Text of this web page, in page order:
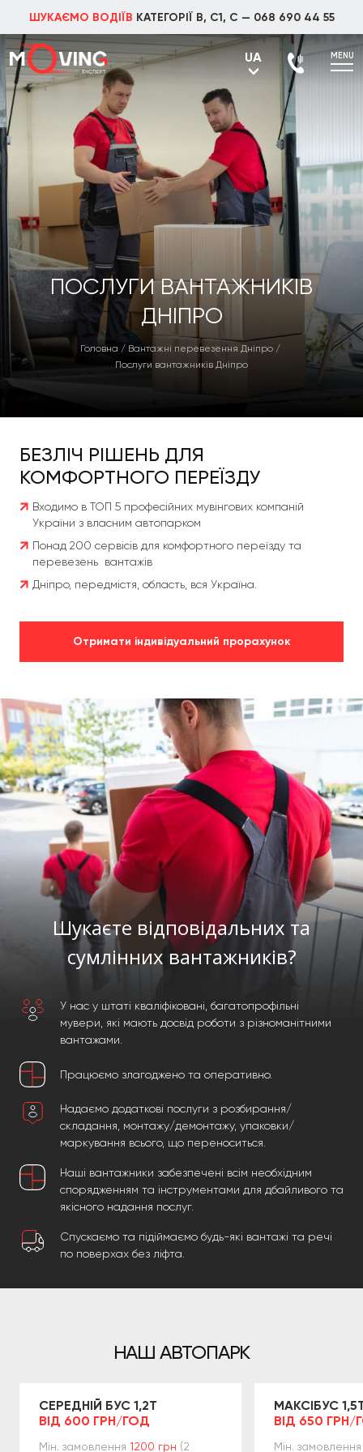
ШУКАЄМО ВОДІЇВ КАТЕГОРІЇ В, С1, С — 068 690 44 55
UA
UA
RU
MENU
ПОСЛУГИ ВАНТАЖНИКІВ
ДНІПРО
Головна / Вантажні перевезення Дніпро /
Послуги вантажників Дніпро
БЕЗЛІЧ РІШЕНЬ ДЛЯ
КОМФОРТНОГО ПЕРЕЇЗДУ
Входимо в ТОП 5 професійних мувінгових компаній
України з власним автопарком
Понад 200 сервісів для комфортного переїзду та
перевезень вантажів
Дніпро, передмістя, область, вся Україна.
Отримати індивідуальний прорахунок
Шукаєте відповідальних та
сумлінних вантажників?
У нас у штаті кваліфіковані, багатопрофільні
мувери, які мають досвід роботи з різноманітними
вантажами.
Працюємо злагоджено та оперативно.
Надаємо додаткові послуги з розбирання/
складання, монтажу/демонтажу, упаковки/
маркування всього, що переноситься.
Наші вантажники забезпечені всім необхідним
спорядженням та інструментами для дбайливого та
якісного надання послуг.
Спускаємо та підіймаємо будь-які вантажі та речі
по поверхах без ліфта.
НАШ АВТОПАРК
СЕРЕДНІЙ БУС 1,2Т
ВІД 600 ГРН/ГОД
Мін. замовлення 1200 грн (2
МАКСІБУС
ВІД 650 ГРН/
Мін. замовлення